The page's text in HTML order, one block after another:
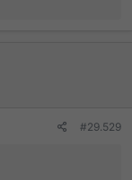
#29.529